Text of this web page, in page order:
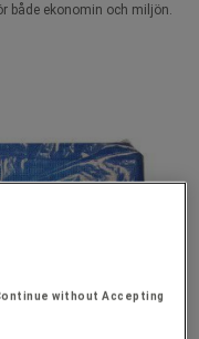
både ekonomin och miljön.
without Accepting